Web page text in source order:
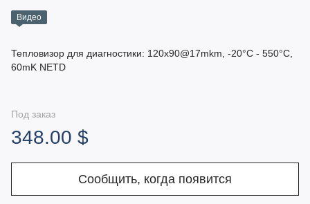
Видео
Тепловизор для диагностики: 120x90@17mkm, -20°C - 550°C,
60mK NETD
Под заказ
348.00 $
Сообщить, когда появится